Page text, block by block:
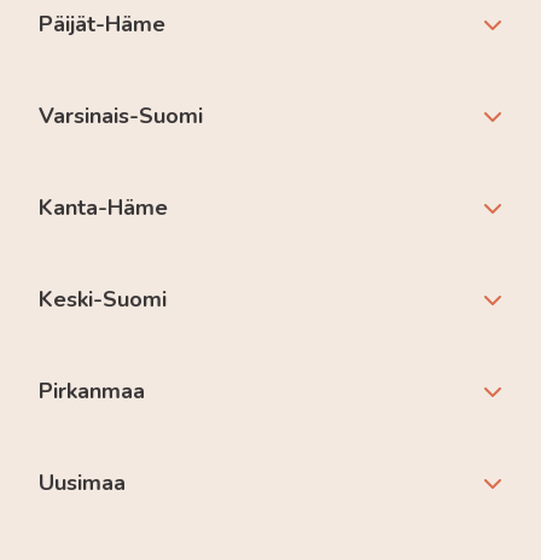
Päijät-Häme
Varsinais-Suomi
Kanta-Häme
Keski-Suomi
Pirkanmaa
Uusimaa